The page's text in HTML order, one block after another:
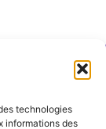
technologies
informations des